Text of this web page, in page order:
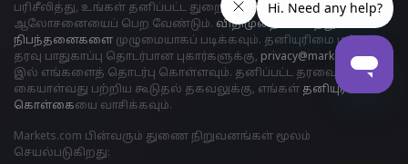
பரிசீலித்து, உங்கள் தனிப்பட்ட துறைசார் நிபுணரின்
ஆலோசனையைப் பெற வேண்டும். விதிமுறைகள் மற்றும்
நிபந்தனைகளை முழுமையாகப் படிக்கவும். தனியுரிமை மற்றும்
தரவு பாதுகாப்பு தொடர்பான புகார்களுக்கு, privacy@markets.com
இல் எங்களைத் தொடர்பு கொள்ளவும். தனிப்பட்ட தரவைக்
கையாள்வது பற்றிய கூடுதல் தகவலுக்கு, எங்கள் தனியுரிமைக்
கொள்கையை வாசிக்கவும்.
Markets.com பின்வரும் துணை நிறுவனங்கள் மூலம்
செயல்படுகிறது: